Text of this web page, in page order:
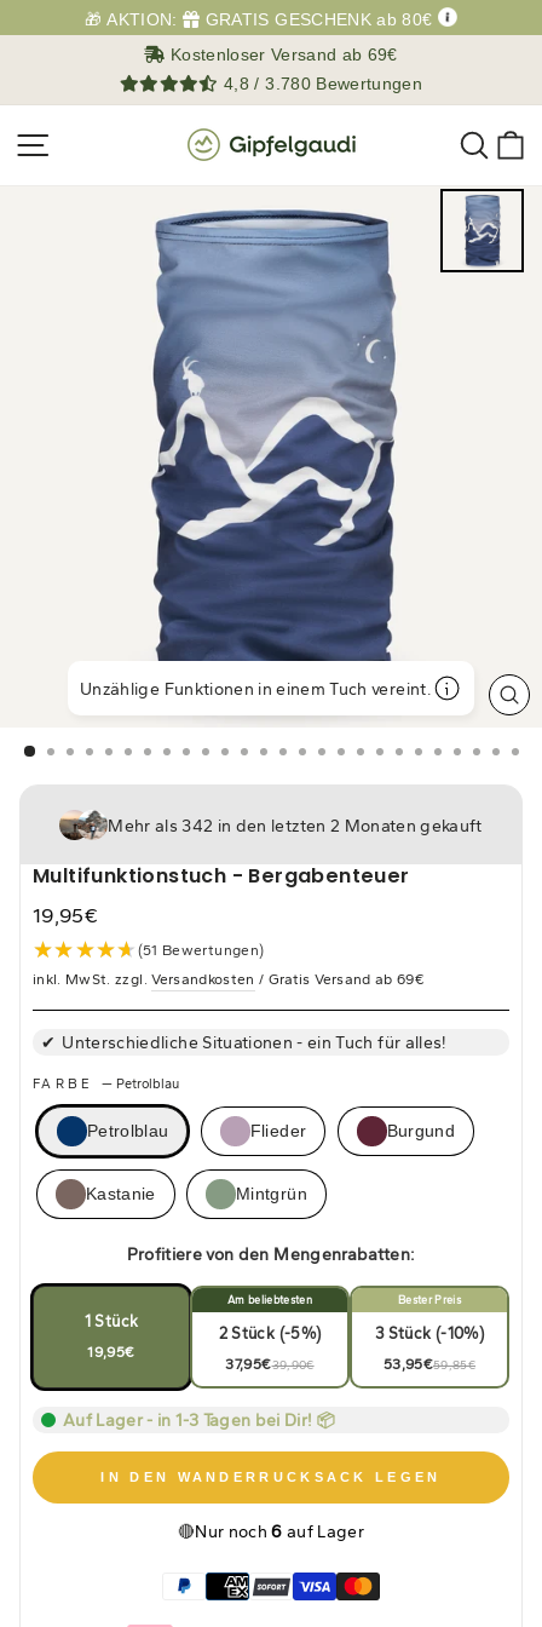
zum
🎁 AKTION:
GRATIS GESCHENK ab 80€
Kostenloser Versand ab 69€
4,8 / 3.780 Bewertungen
Seitennavigation
Unzählige Funktionen in einem Tuch vereint.
Mehr als 342 in den letzten 2 Monaten gekauft
Multifunktionstuch - Bergabenteuer
Normaler
Preis
19,95€
★★★★★
★★★★★ (51 Bewertungen)
inkl. MwSt. zzgl.Versandkosten / Gratis Versand ab 69€
Unterschiedliche Situationen - ein Tuch für alles!
FARBE — Petrolblau
Petrolblau Flieder Burgund
Kastanie Mintgrün
Profitiere von den Mengenrabatten:
1 Stück
19,95€
Am beliebtesten
2 Stück (-5%)
37,95€39,90€
Bester Preis
3 Stück (-10%)
53,95€59,85€
Auf Lager - in 1-3 Tagen bei Dir! 📦
IN DEN WANDERRUCKSACK LEGEN
🔴Nur noch 6 auf Lager